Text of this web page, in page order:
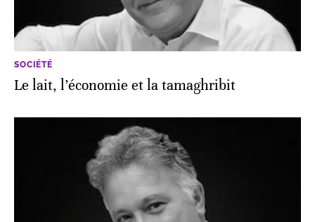
SOCIÉTÉ
Le lait, l’économie et la tamaghribit